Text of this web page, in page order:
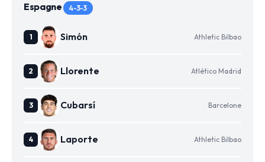
Espagne 4-3-3
Simón Athletic Bilbao
Llorente Atlético Madrid
Cubarsí Barcelone
Laporte Athletic Bilbao